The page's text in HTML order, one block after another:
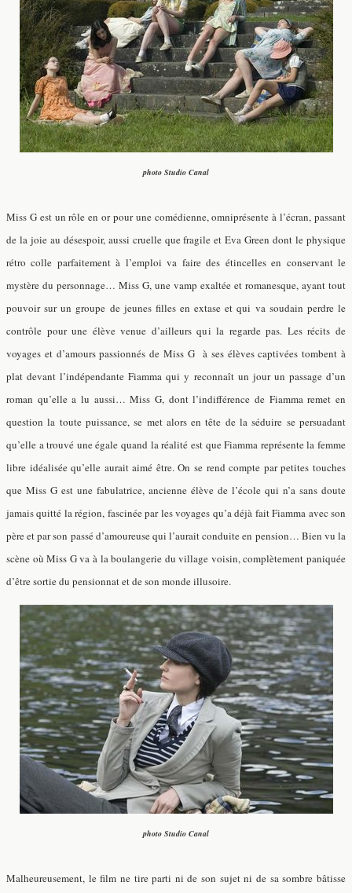
photo Studio Canal
Miss G est un rôle en or pour une comédienne, omniprésente à l’écran, passant
de la joie au désespoir, aussi cruelle que fragile et Eva Green dont le physique
rétro colle parfaitement à l’emploi va faire des étincelles en conservant le
mystère du personnage… Miss G, une vamp exaltée et romanesque, ayant tout
pouvoir sur un groupe de jeunes filles en extase et qui va soudain perdre le
contrôle pour une élève venue d’ailleurs qui la regarde pas. Les récits de
voyages et d’amours passionnés de Miss G à ses élèves captivées tombent à
plat devant l’indépendante Fiamma qui y reconnaît un jour un passage d’un
roman qu’elle a lu aussi… Miss G, dont l’indifférence de Fiamma remet en
question la toute puissance, se met alors en tête de la séduire se persuadant
qu’elle a trouvé une égale quand la réalité est que Fiamma représente la femme
libre idéalisée qu’elle aurait aimé être. On se rend compte par petites touches
que Miss G est une fabulatrice, ancienne élève de l’école qui n’a sans doute
jamais quitté la région, fascinée par les voyages qu’a déjà fait Fiamma avec son
père et par son passé d’amoureuse qui l’aurait conduite en pension… Bien vu la
scène où Miss G va à la boulangerie du village voisin, complètement paniquée
d’être sortie du pensionnat et de son monde illusoire.
photo Studio Canal
Malheureusement, le film ne tire parti ni de son sujet ni de sa sombre bâtisse